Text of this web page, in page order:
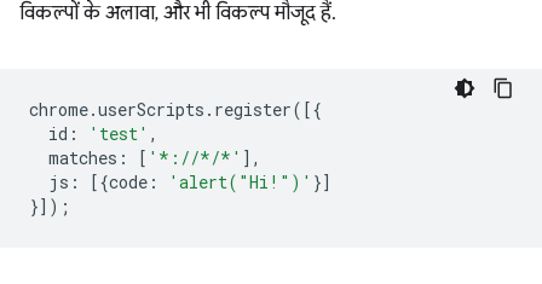
विकल्पों के अलावा, और भी विकल्प मौजूद हैं.
chrome.userScripts . register([{
id : 'test' ,
matches : [ '*://*/*' ],
js : [{code : 'alert("Hi!")' }]
}]);